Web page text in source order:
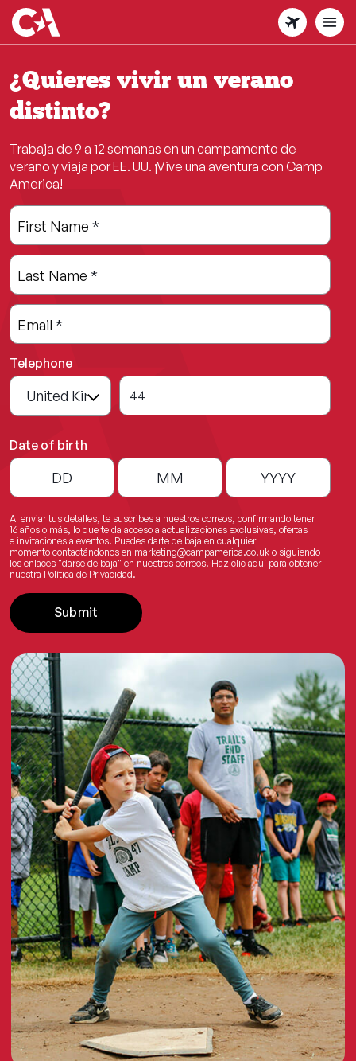
Skip
to
main
content
¿Quieres vivir un verano
distinto?
Trabaja de 9 a 12 semanas en un campamento de
verano y viaja por EE. UU. ¡Vive una aventura con Camp
America!
Leave
this
field
blank
Freeform
Check
First Name *
Last Name *
Email *
Telephone
44
Date of birth
Al enviar tus detalles, te suscribes a nuestros correos, confirmando tener
16 años o más, lo que te da acceso a actualizaciones exclusivas, ofertas
e invitaciones a eventos. Puedes darte de baja en cualquier
momento contactándonos en marketing@campamerica.co.uk o siguiendo
los enlaces "darse de baja" en nuestros correos. Haz clic aquí para obtener
nuestra Política de Privacidad.
Submit